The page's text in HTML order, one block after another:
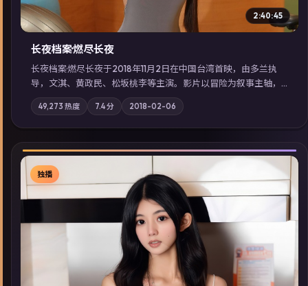
2:40:45
长夜档案·燃尽长夜
长夜档案·燃尽长夜于2018年11月2日在中国台湾首映，由多兰执
导，文淇、黄政民、松坂桃李等主演。影片以冒险为叙事主轴，
亲情与职责必须在倒计时结束前做出抉择；摄影与配乐强化地域
气质；站内亦可通过「国产免费观看高清电视剧在线看」延展检
索同类型高分佳作，畅享高清在线追剧体验。
49,273 热度 7.4分 2018-02-06
▶
独播